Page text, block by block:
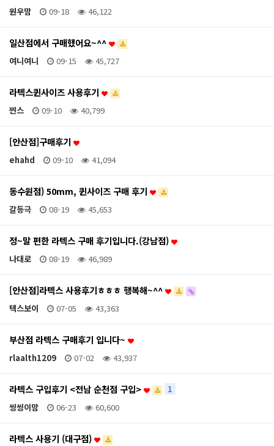
원우맘 09-18 46,122
일산점에서 구매했어요~^^
여니여니 09-15 45,727
라텍스퀸사이즈 사용후기
찐스 09-10 40,799
[안산점]구매후기
ehahd 09-10 41,094
동수원점) 50mm, 퀸사이즈 구매 후기
갈등극 08-19 45,653
정~말 편한 라텍스 구매 후기입니다.(강남점)
나대로 08-19 46,989
[안산점]라텍스 사용후기ㅎㅎㅎ 행복해~^^
텍스보이 07-05 43,363
부산점 라텍스 구매후기 입니다~
rlaalth1209 07-02 43,937
라텍스 구입후기 <전남 순천점 구입>
1
씽씽이맘
06-23 60,600
라텍스 사용기 (대구점)